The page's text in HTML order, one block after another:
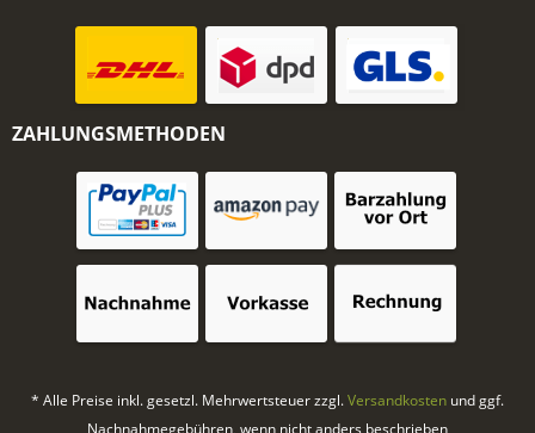
ZAHLUNGSMETHODEN
* Alle Preise inkl. gesetzl. Mehrwertsteuer zzgl.Versandkosten und ggf.